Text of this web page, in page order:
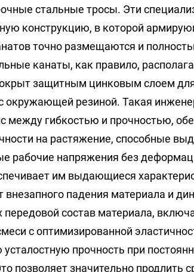
стальные тросы. Эти
конструкцию, в которой
точно размещаются и
канаты, как правило,
защитным цинковым слоем
окружающей резиной. Такая
между гибкостью и прочностью,
на растяжение, способные
рабочие напряжения без
им выдающиеся
падения материала и
состав материала,
с оптимизированной
прочность при
позволяет значительно продлить